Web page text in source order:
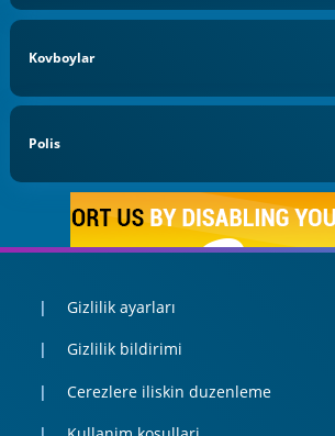
Kovboylar
Polis
Gizlilik ayarları
Gizlilik bildirimi
Cerezlere iliskin duzenleme